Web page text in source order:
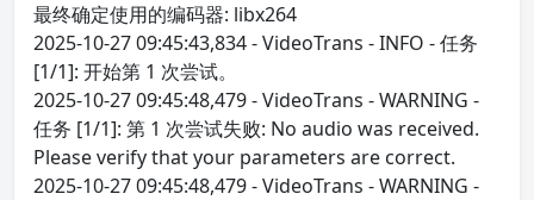
最终确定使用的编码器: libx264
2025-10-27 09:45:43,834 - VideoTrans - INFO - 任务
[1/1]: 开始第 1 次尝试。
2025-10-27 09:45:48,479 - VideoTrans - WARNING -
任务 [1/1]: 第 1 次尝试失败: No audio was received.
Please verify that your parameters are correct.
2025-10-27 09:45:48,479 - VideoTrans - WARNING -